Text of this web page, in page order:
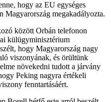
hogy az EU egységes
Magyarország megakadályozta.
között Orbán telefonon
külügyminisztérium
hogy Magyarország nagy
viszonyának, és örültünk
növekedni tudott a járvány
Peking nagyra értékeli
fenntartásáért.